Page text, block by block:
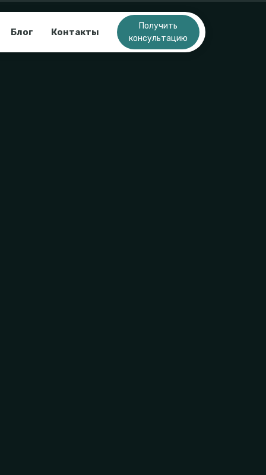
Блог Контакты
Получить
консультацию